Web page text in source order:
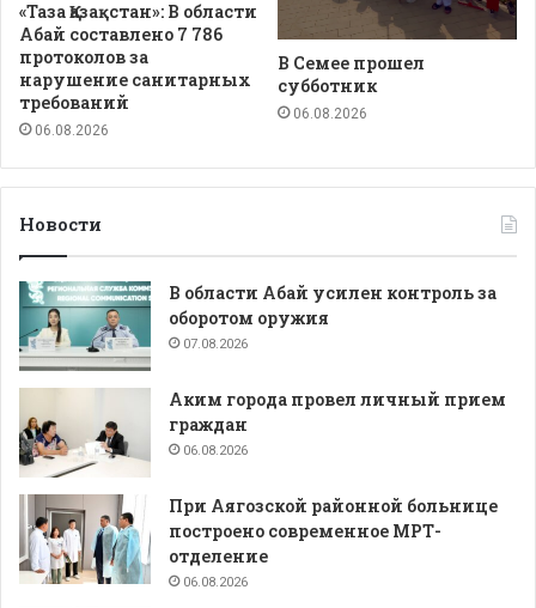
«Таза Қазақстан»: В области
Абай составлено 7 786
протоколов за
нарушение санитарных
требований
06.08.2026
В Семее прошел
субботник
06.08.2026
Новости
В области Абай усилен контроль за
оборотом оружия
07.08.2026
Аким города провел личный прием
граждан
06.08.2026
При Аягозской районной больнице
построено современное МРТ-
отделение
06.08.2026